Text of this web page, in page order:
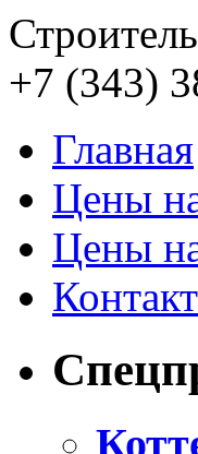
+7 (343)
Главная
Цены
Цены